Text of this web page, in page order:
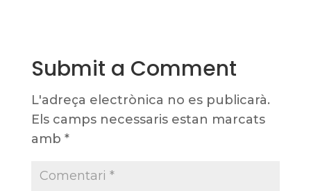
Submit a Comment
L'adreça electrònica no es publicarà.
Els camps necessaris estan marcats
amb *